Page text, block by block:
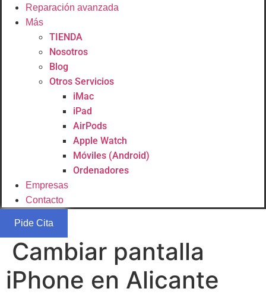
Reparación avanzada
Más
TIENDA
Nosotros
Blog
Otros Servicios
iMac
iPad
AirPods
Apple Watch
Móviles (Android)
Ordenadores
Empresas
Contacto
Pide Cita
Cambiar pantalla
iPhone en Alicante